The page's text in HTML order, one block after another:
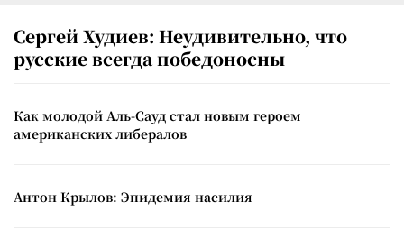
Сергей Худиев: Неудивительно, что
русские всегда победоносны
Как молодой Аль-Сауд стал новым героем
американских либералов
Антон Крылов: Эпидемия насилия